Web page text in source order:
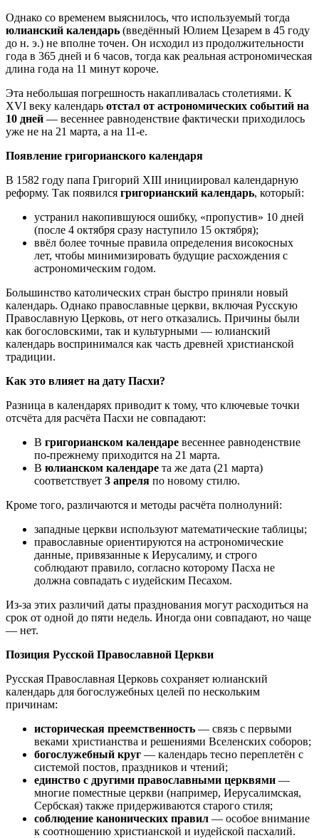
Однако со временем выяснилось, что используемый тогда
юлианский календарь (введённый Юлием Цезарем в 45 году
до н. э.) не вполне точен. Он исходил из продолжительности
года в 365 дней и 6 часов, тогда как реальная астрономическая
длина года на 11 минут короче.
Эта небольшая погрешность накапливалась столетиями. К
XVI веку календарь отстал от астрономических событий на
10 дней — весеннее равноденствие фактически приходилось
уже не на 21 марта, а на 11‑е.
Появление григорианского календаря
В 1582 году папа Григорий XIII инициировал календарную
реформу. Так появился григорианский календарь, который:
устранил накопившуюся ошибку, «пропустив» 10 дней
(после 4 октября сразу наступило 15 октября);
ввёл более точные правила определения високосных
лет, чтобы минимизировать будущие расхождения с
астрономическим годом.
Большинство католических стран быстро приняли новый
календарь. Однако православные церкви, включая Русскую
Православную Церковь, от него отказались. Причины были
как богословскими, так и культурными — юлианский
календарь воспринимался как часть древней христианской
традиции.
Как это влияет на дату Пасхи?
Разница в календарях приводит к тому, что ключевые точки
отсчёта для расчёта Пасхи не совпадают:
В григорианском календаре весеннее равноденствие
по‑прежнему приходится на 21 марта.
В юлианском календаре та же дата (21 марта)
соответствует 3 апреля по новому стилю.
Кроме того, различаются и методы расчёта полнолуний:
западные церкви используют математические таблицы;
православные ориентируются на астрономические
данные, привязанные к Иерусалиму, и строго
соблюдают правило, согласно которому Пасха не
должна совпадать с иудейским Песахом.
Из‑за этих различий даты празднования могут расходиться на
срок от одной до пяти недель. Иногда они совпадают, но чаще
— нет.
Позиция Русской Православной Церкви
Русская Православная Церковь сохраняет юлианский
календарь для богослужебных целей по нескольким
причинам:
историческая преемственность — связь с первыми
веками христианства и решениями Вселенских соборов;
богослужебный круг — календарь тесно переплетён с
системой постов, праздников и чтений;
единство с другими православными церквями —
многие поместные церкви (например, Иерусалимская,
Сербская) также придерживаются старого стиля;
соблюдение канонических правил — особое внимание
к соотношению христианской и иудейской пасхалий.